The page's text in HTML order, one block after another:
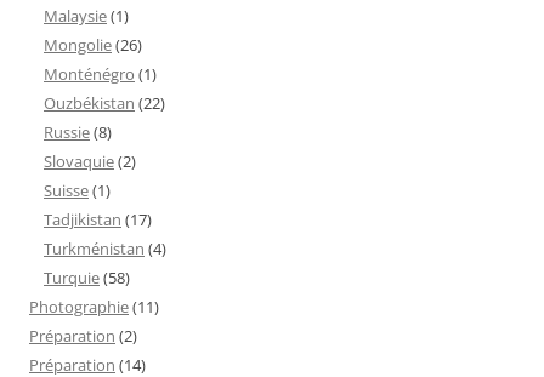
Malaysie(1)
Mongolie(26)
Monténégro (1)
Ouzbékistan (22)
Russie(8)
Slovaquie(2)
Suisse(1)
Tadjikistan (17)
Turkménistan (4)
Turquie(58)
Photographie(11)
Préparation (2)
Préparation (14)